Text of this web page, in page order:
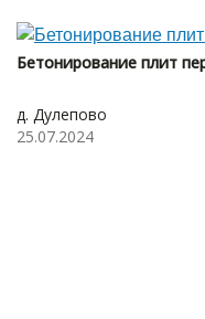
Бетонирование плит
д. Дулепово
25.07.2024